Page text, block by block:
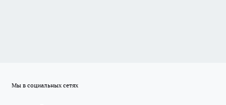
Мы в социальных сетях